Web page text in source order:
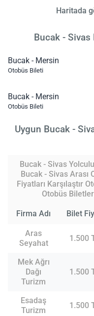
Haritada
Bucak -
Bucak - Mersin
Otobüs Bileti
Bucak - Mersin
Otobüs Bileti
Uygun Bucak -
Bucak - Sivas
Bucak - Sivas Arası
Fiyatları Karşılaştır
Otobüs
Firma Adı Bilet
Aras
Seyahat
1.500
Mek Ağrı
Dağı
Turizm
1.500
Esadaş
Turizm
1.500